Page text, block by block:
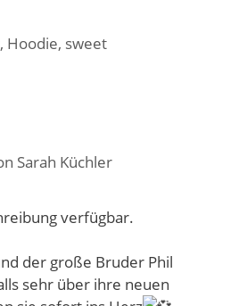
, Hoodie, sweet
Sarah Küchler
der große Bruder Phil
sehr über ihre neuen